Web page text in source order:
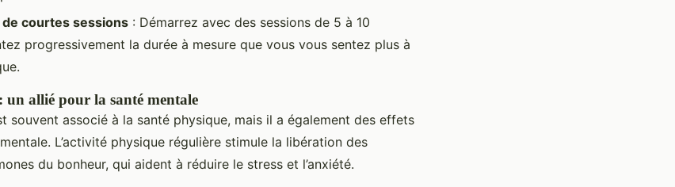
courtes sessions : Démarrez avec des sessions de 5 à 10
progressivement la durée à mesure que vous vous sentez plus à
un allié pour la santé mentale
souvent associé à la santé physique, mais il a également des effets
L’activité physique régulière stimule la libération des
du bonheur, qui aident à réduire le stress et l’anxiété.